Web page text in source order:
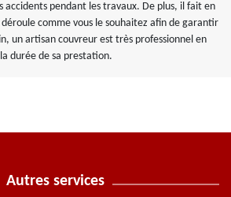
accidents pendant les travaux. De plus, il fait en
comme vous le souhaitez afin de garantir
un artisan couvreur est très professionnel en
durée de sa prestation.
Autres services